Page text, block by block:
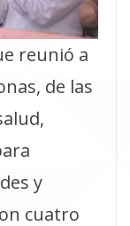
reunió a
de las
y
cuatro